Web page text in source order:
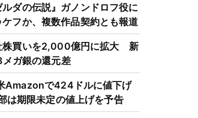
ダの伝説』ガノンドロフ役に
フか、複数作品契約とも報道
株買いを2,000億円に拡大 新
ガ銀の還元差
Amazonで424ドルに値下げ
期限未定の値上げを予告